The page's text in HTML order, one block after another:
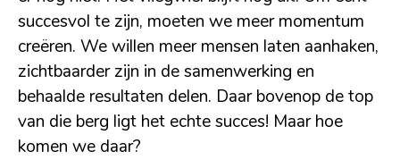
succesvol te zijn, moeten we meer momentum
creëren. We willen meer mensen laten aanhaken,
zichtbaarder zijn in de samenwerking en
behaalde resultaten delen. Daar bovenop de top
van die berg ligt het echte succes! Maar hoe
komen we daar?